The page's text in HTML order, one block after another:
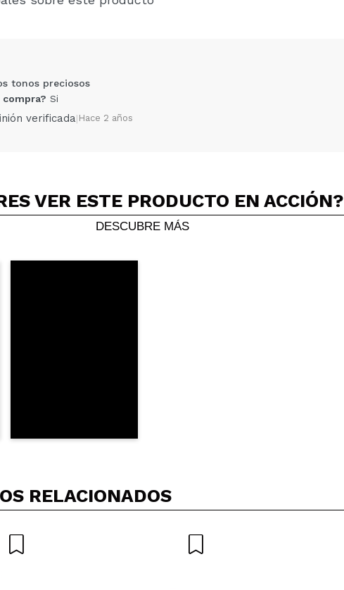
Compartir un vídeo o una foto
Tu vídeo podría ser el primero. Imagínatelo...
Si No
tonos preciosos
compra? Si
verificada| Hace 2 años
VER ESTE PRODUCTO EN ACCIÓN?
DESCUBRE MÁS
RELACIONADOS